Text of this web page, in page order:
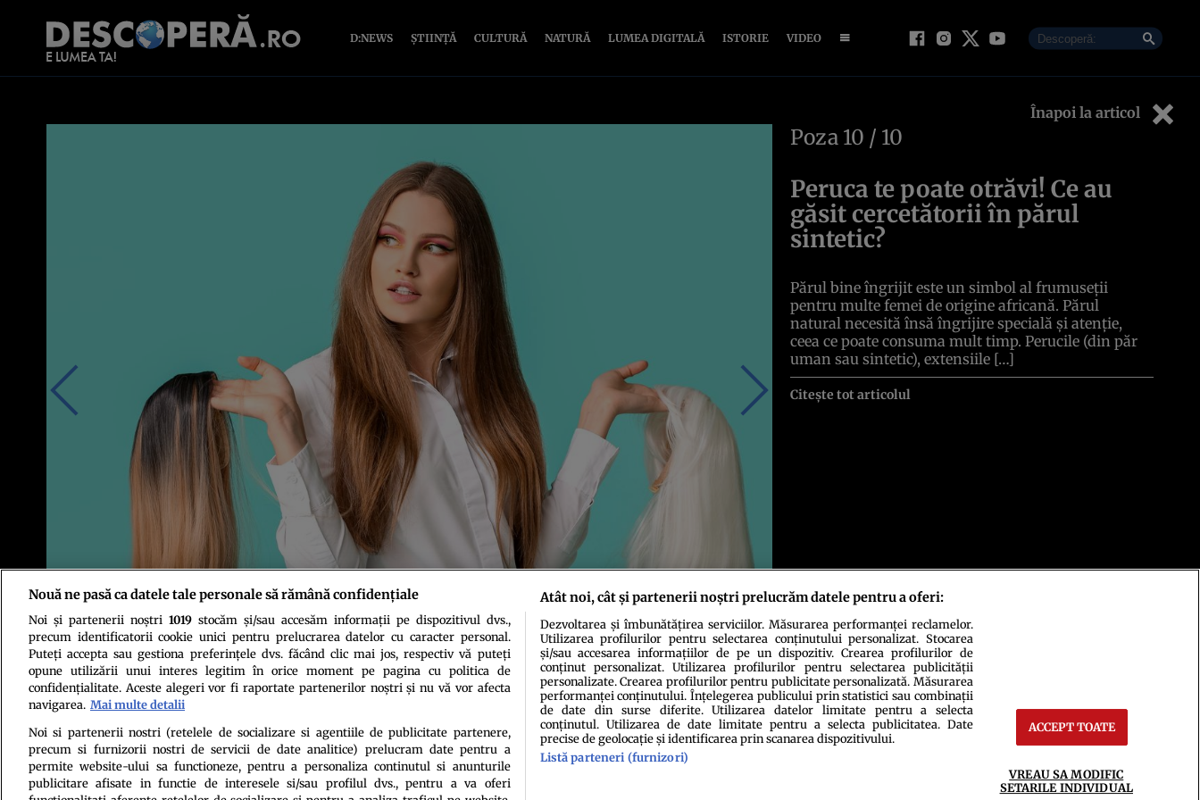
D:NEWS ȘTIINȚĂ CULTURĂ NATURĂ LUMEA DIGITALĂ ISTORIE VIDEO
Înapoi la articol
Foto: Shutterstock
Poza 10 / 10
Peruca te poate otrăvi! Ce au
găsit cercetătorii în părul
sintetic?
Părul bine îngrijit este un simbol al frumuseții
pentru multe femei de origine africană. Părul
natural necesită însă îngrijire specială și atenție,
ceea ce poate consuma mult timp. Perucile (din păr
uman sau sintetic), extensiile […]
Citește tot articolul
Politica de confidenţialitatePolitica de cookiesTermeni şi condiţiiEchipa redacțională
Nouă ne pasă ca datele tale personale să rămână confidențiale
Noi și partenerii noștri 1019stocăm și/sau accesăm informații pe dispozitivul dvs.,
precum identificatorii cookie unici pentru prelucrarea datelor cu caracter personal.
Puteți accepta sau gestiona preferințele dvs. făcând clic mai jos, respectiv vă puteți
opune utilizării unui interes legitim în orice moment pe pagina cu politica de
confidențialitate. Aceste alegeri vor fi raportate partenerilor noștri și nu vă vor afecta
navigarea. Mai multe detalii
Noi si partenerii nostri (retelele de socializare si agentiile de publicitate partenere,
precum si furnizorii nostri de servicii de date analitice) prelucram date pentru a
permite website-ului sa functioneze, pentru a personaliza continutul si anunturile
publicitare afisate in functie de interesele si/sau profilul dvs., pentru a va oferi
Atât noi, cât și partenerii noștri prelucrăm datele pentru a oferi:
Dezvoltarea și îmbunătățirea serviciilor. Măsurarea performanței reclamelor.
Utilizarea profilurilor pentru selectarea conținutului personalizat. Stocarea
și/sau accesarea informațiilor de pe un dispozitiv. Crearea profilurilor de
conținut personalizat. Utilizarea profilurilor pentru selectarea publicității
personalizate. Crearea profilurilor pentru publicitate personalizată. Măsurarea
performanței conținutului. Înțelegerea publicului prin statistici sau combinații
de date din surse diferite. Utilizarea datelor limitate pentru a selecta
conținutul. Utilizarea de date limitate pentru a selecta publicitatea. Date
precise de geolocație și identificarea prin scanarea dispozitivului.
Listă parteneri (furnizori)
ACCEPT TOATE
VREAU SA MODIFIC
SETARILE INDIVIDUAL